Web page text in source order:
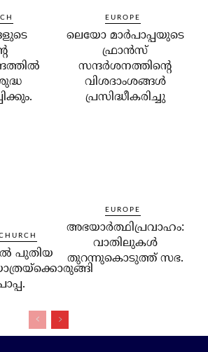
EUROPE
ലെയോ മാര്‍പാപ്പയുടെ
ഫ്രാന്‍സ്
സന്ദര്‍ശനത്തിന്റെ
വിശദാംശങ്ങള്‍
പ്രസിദ്ധീകരിച്ചു
പുതിയ
EUROPE
അഭയാര്‍ത്ഥിപ്രവാഹം:
വാതിലുകള്‍
തുറന്നുകൊടുത്ത് സഭ.